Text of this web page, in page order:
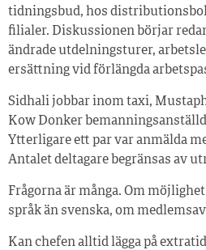
tidningsbud, hos
filialer. Diskussionen börjar
ändrade utdelningsturer,
ersättning vid förlängda
Sidhali jobbar inom taxi,
Kow Donker
Ytterligare ett par var anmälda
Antalet deltagare begränsas av
Frågorna är många. Om
språk än svenska, om
Kan chefen alltid lägga på